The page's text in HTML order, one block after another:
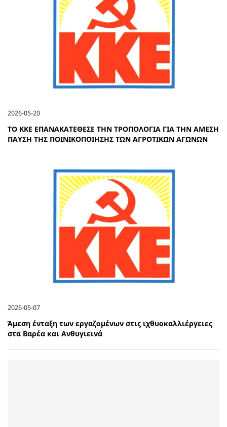
2026-05-20
ΤΟ ΚΚΕ ΕΠΑΝΑΚΑΤΕΘΕΣΕ ΤΗΝ ΤΡΟΠΟΛΟΓΙΑ ΓΙΑ ΤΗΝ ΑΜΕΣΗ
ΠΑΥΣΗ ΤΗΣ ΠΟΙΝΙΚΟΠΟΙΗΣΗΣ ΤΩΝ ΑΓΡΟΤΙΚΩΝ ΑΓΩΝΩΝ
2026-05-07
Άμεση ένταξη των εργαζομένων στις ιχθυοκαλλιέργειες
στα Βαρέα και Ανθυγιεινά